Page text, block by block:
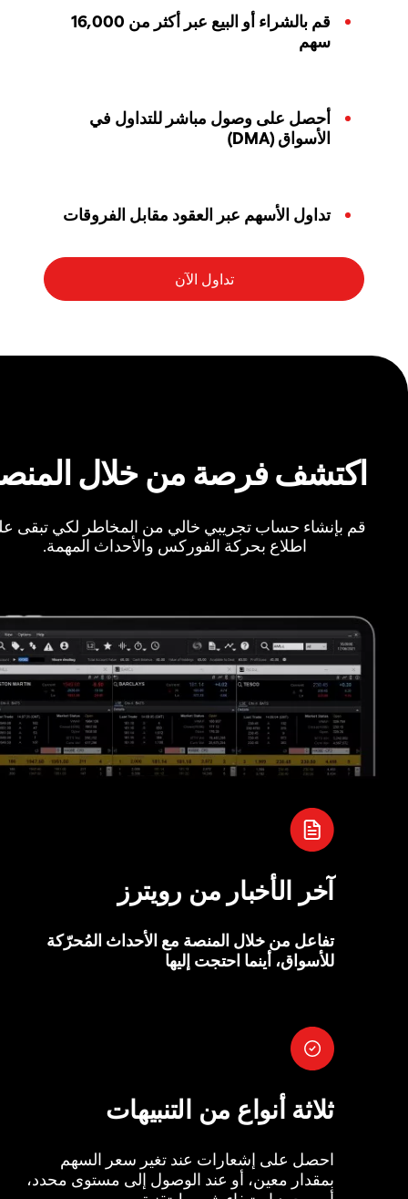
قم بالشراء أو البيع عبر أكثر من 16,000
سهم
أحصل على وصول مباشر للتداول في
الأسواق (DMA)
تداول الأسهم عبر العقود مقابل الفروقات
اكتشف فرصة من خلال
قم بإنشاء حساب تجريبي خالي من المخاطر لكي تبقى
اطلاع بحركة الفوركس والأحداث المهمة.
آخر الأخبار من رويترز
تفاعل من خلال المنصة مع الأحداث المُحرّكة
للأسواق، أينما احتجت إليها
ثلاثة أنواع من التنبيهات
احصل على إشعارات عند تغير سعر السهم
بمقدار معين، أو عند الوصول إلى مستوى محدد،